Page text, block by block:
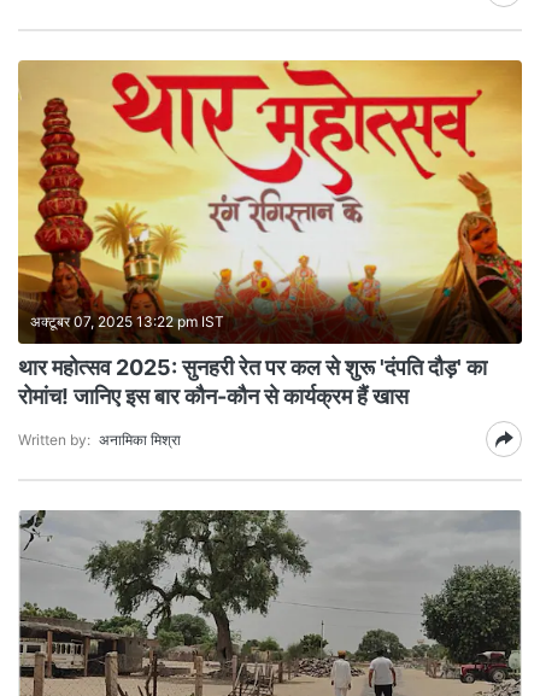
अक्टूबर 07, 2025 13:22 pm IST
थार महोत्सव 2025: सुनहरी रेत पर कल से शुरू 'दंपति दौड़' का
रोमांच! जानिए इस बार कौन-कौन से कार्यक्रम हैं खास
Written by: अनामिका मिश्रा